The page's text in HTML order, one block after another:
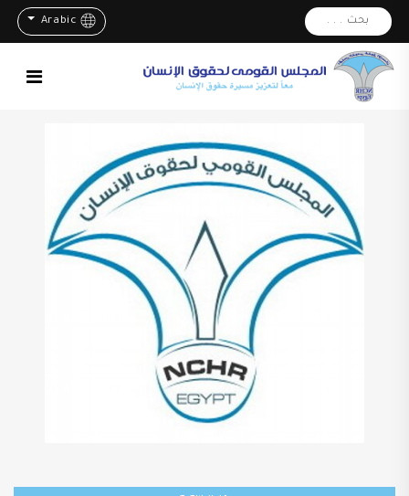
بحث . . . Arabic